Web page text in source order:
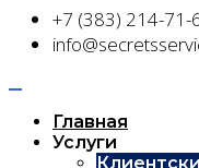
+7 (383) 214-71-
Главная
Услуги